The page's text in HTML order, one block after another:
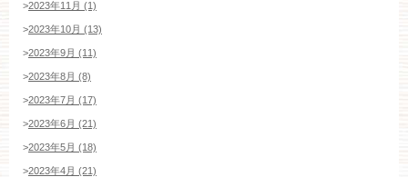
>2023年11月 (1)
>2023年10月 (13)
>2023年9月 (11)
>2023年8月 (8)
>2023年7月 (17)
>2023年6月 (21)
>2023年5月 (18)
>2023年4月 (21)